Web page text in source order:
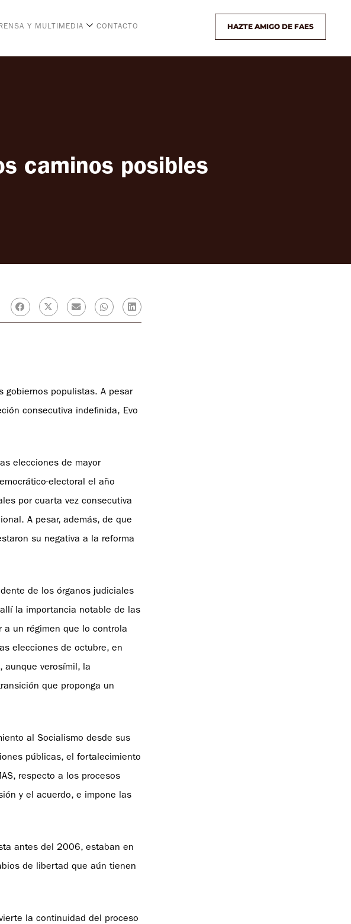
Y MULTIMEDIA CONTACTO HAZTE AMIGO DE FAES
caminos posibles
gobiernos populistas. A pesar
consecutiva indefinida, Evo
elecciones de mayor
electoral el año
por cuarta vez consecutiva
A pesar, además, de que
su negativa a la reforma
de los órganos judiciales
la importancia notable de las
un régimen que lo controla
elecciones de octubre, en
aunque verosímil, la
que proponga un
al Socialismo desde sus
públicas, el fortalecimiento
respecto a los procesos
y el acuerdo, e impone las
antes del 2006, estaban en
de libertad que aún tienen
la continuidad del proceso